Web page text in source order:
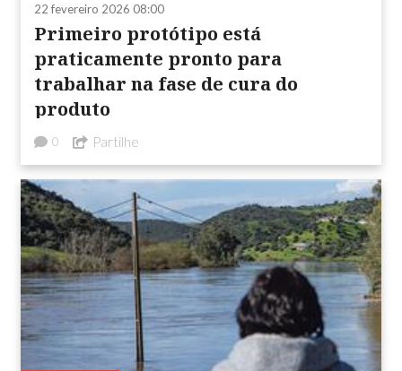
22 fevereiro 2026 08:00
Primeiro protótipo está
praticamente pronto para
trabalhar na fase de cura do
produto
0 Partilhe